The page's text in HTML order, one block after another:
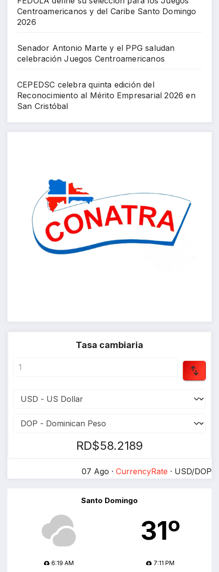
Centroamericanos y del Caribe Santo Domingo
2026
Senador Antonio Marte y el PPG saludan
celebración Juegos Centroamericanos
CEPEDSC celebra quinta edición del
Reconocimiento al Mérito Empresarial 2026 en
San Cristóbal
Tasa cambiaria
RD$58.2189
07 Ago · CurrencyRate · USD/DOP
Santo Domingo
31º
6:19 AM 7:11 PM